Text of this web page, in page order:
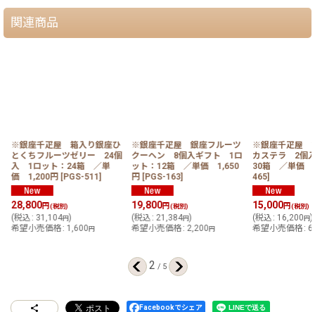
関連商品
※銀座千疋屋 箱入り銀座ひ
とくちフルーツゼリー 24個
入 1ロット：24箱 ／単
価 1,200円 [PGS-511]
28,800円(税別)
(税込: 31,104円)
希望小売価格: 1,600円
※銀座千疋屋 銀座フルーツ
クーヘン 8個入ギフト 1ロ
ット：12箱 ／単価 1,650
円 [PGS-163]
19,800円(税別)
(税込: 21,384円)
希望小売価格: 2,200円
※銀座千疋屋
カステラ 2個
30箱 ／単価
465]
15,000円(税別)
(税込 : 16,200円)
希望小売価格 :
2 / 5
Facebookでシェア